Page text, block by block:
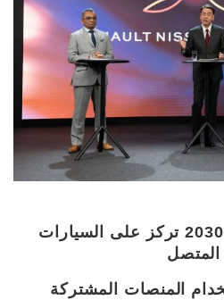
• خارطة الطريق لعام 2030 تركز على السيارات
المتصل
المنصات المشتركة